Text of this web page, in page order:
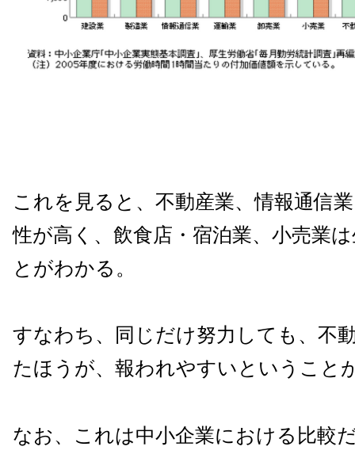
これを見ると、不動産業、情報通信
性が高く、飲食店・宿泊業、小売業
とがわかる。
すなわち、同じだけ努力しても、不
たほうが、報われやすいということ
なお、これは中小企業における比較